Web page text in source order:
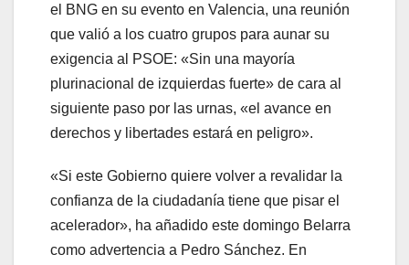
el BNG en su evento en Valencia, una reunión
que valió a los cuatro grupos para aunar su
exigencia al PSOE: «Sin una mayoría
plurinacional de izquierdas fuerte» de cara al
siguiente paso por las urnas, «el avance en
derechos y libertades estará en peligro».
«Si este Gobierno quiere volver a revalidar la
confianza de la ciudadanía tiene que pisar el
acelerador», ha añadido este domingo Belarra
como advertencia a Pedro Sánchez. En